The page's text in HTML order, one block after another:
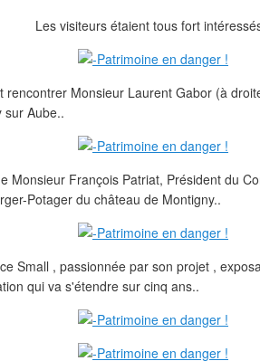
Les visiteurs étaient tous fort
rencontrer Monsieur Laurent Gabor (à
sur Aube..
Monsieur François Patriat, Président du
Potager du château de Montigny..
Small , passionnée par son projet ,
qui va s'étendre sur cinq ans..